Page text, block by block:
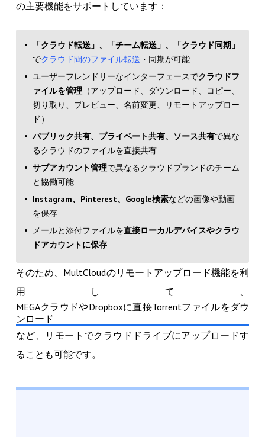
の主要機能をサポートしています：
「クラウド転送」、「チーム転送」、「クラウド同期」
でクラウド間のファイル転送 ・同期が可能
ユーザーフレンドリーなインターフェースでクラウドフ
ァイルを管理（アップロード、ダウンロード、コピー、
切り取り、プレビュー、名前変更、リモートアップロー
ド）
パブリック共有、プライベート共有、ソース共有で異な
るクラウドのファイルを直接共有
サブアカウント管理で異なるクラウドブランドのチーム
と協働可能
Instagram、Pinterest、Google検索などの画像や動画
を保存
メールと添付ファイルを直接ローカルデバイスやクラウ
ドアカウントに保存
そのため、MultCloudのリモートアップロード機能を利
用して、
MEGAクラウドやDropboxに直接Torrentファイルをダウ
ンロード
など、リモートでクラウドドライブにアップロードす
ることも可能です。